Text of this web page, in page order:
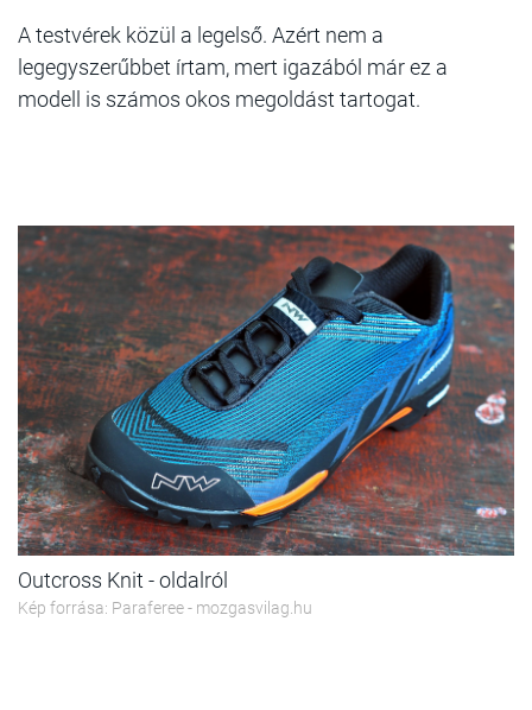
A testvérek közül a legelső. Azért nem a
legegyszerűbbet írtam, mert igazából már ez a
modell is számos okos megoldást tartogat.
Outcross Knit - oldalról
Kép forrása: Paraferee - mozgasvilag.hu